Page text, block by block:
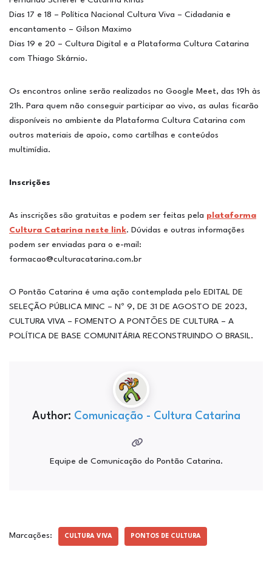
Dias 17 e 18 – Política Nacional Cultura Viva – Cidadania e
encantamento – Gilson Maximo
Dias 19 e 20 – Cultura Digital e a Plataforma Cultura Catarina
com Thiago Skárnio.
Os encontros online serão realizados no Google Meet, das 19h às
21h. Para quem não conseguir participar ao vivo, as aulas ficarão
disponíveis no ambiente da Plataforma Cultura Catarina com
outros materiais de apoio, como cartilhas e conteúdos
multimídia.
Inscrições
As inscrições são gratuitas e podem ser feitas pela plataforma
Cultura Catarina neste link. Dúvidas e outras informações
podem ser enviadas para o e-mail:
formacao@culturacatarina.com.br
O Pontão Catarina é uma ação contemplada pelo EDITAL DE
SELEÇÃO PÚBLICA MINC – Nº 9, DE 31 DE AGOSTO DE 2023,
CULTURA VIVA – FOMENTO A PONTÕES DE CULTURA – A
POLÍTICA DE BASE COMUNITÁRIA RECONSTRUINDO O BRASIL.
Author: Comunicação - Cultura Catarina
Equipe de Comunicação do Pontão Catarina.
Marcações: CULTURA VIVA PONTOS DE CULTURA